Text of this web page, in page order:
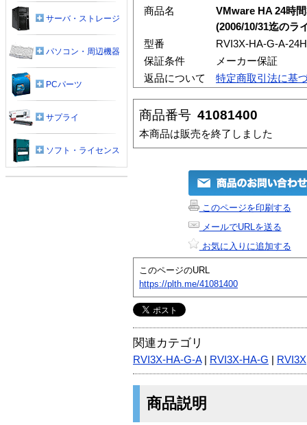
商品名
VMware HA 24時
(2006/10/31迄のラ
型番
RVI3X-HA-G-A-24H
保証条件
メーカー保証
返品について
特定商取引法に基
商品番号 41081400
本商品は販売を終了しました
このページを印刷する
メールでURLを送る
お気に入りに追加する
このページのURL
https://plth.me/41081400
関連カテゴリ
RVI3X-HA-G-A| RVI3X-HA-G RVI3X
商品説明
サーバ・ストレージ
パソコン・周辺機器
PCパーツ
サプライ
ソフト・ライセンス